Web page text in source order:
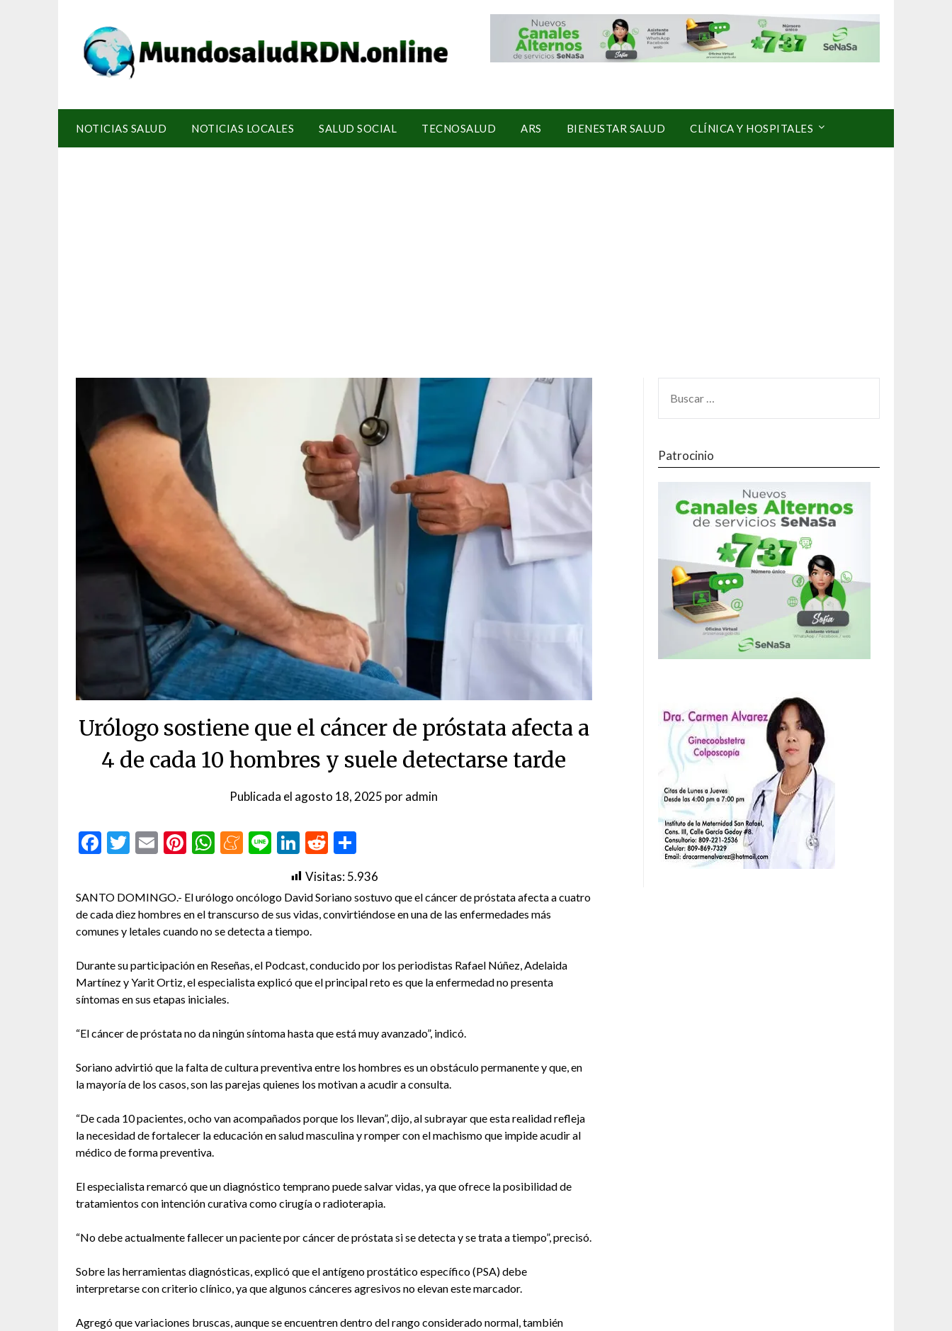
NOTICIAS SALUD NOTICIAS LOCALES SALUD SOCIAL TECNOSALUD ARS BIENESTAR SALUD CLÍNICA Y HOSPITALES
Urólogo sostiene que el cáncer de próstata afecta a
4 de cada 10 hombres y suele detectarse tarde
Publicada el agosto 18, 2025 poradmin
Facebook
Twitter
EmailPinterest
WhatsApp
Meneame
LineLinkedIn
Reddit
Visitas:5.936
SANTO DOMINGO.- El urólogo oncólogo David Soriano sostuvo que el cáncer de próstata afecta a cuatro
de cada diez hombres en el transcurso de sus vidas, convirtiéndose en una de las enfermedades más
comunes y letales cuando no se detecta a tiempo.
Durante su participación en Reseñas, el Podcast, conducido por los periodistas Rafael Núñez, Adelaida
Martínez y Yarit Ortiz, el especialista explicó que el principal reto es que la enfermedad no presenta
síntomas en sus etapas iniciales.
“El cáncer de próstata no da ningún síntoma hasta que está muy avanzado”, indicó.
Soriano advirtió que la falta de cultura preventiva entre los hombres es un obstáculo permanente y que, en
la mayoría de los casos, son las parejas quienes los motivan a acudir a consulta.
“De cada 10 pacientes, ocho van acompañados porque los llevan”, dijo, al subrayar que esta realidad refleja
la necesidad de fortalecer la educación en salud masculina y romper con el machismo que impide acudir al
médico de forma preventiva.
El especialista remarcó que un diagnóstico temprano puede salvar vidas, ya que ofrece la posibilidad de
tratamientos con intención curativa como cirugía o radioterapia.
“No debe actualmente fallecer un paciente por cáncer de próstata si se detecta y se trata a tiempo”, precisó.
Sobre las herramientas diagnósticas, explicó que el antígeno prostático específico (PSA) debe
interpretarse con criterio clínico, ya que algunos cánceres agresivos no elevan este marcador.
Agregó que variaciones bruscas, aunque se encuentren dentro del rango considerado normal, también
Patrocinio